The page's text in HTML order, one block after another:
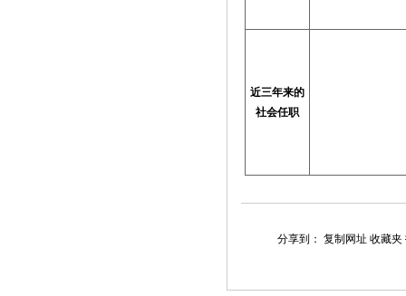
近三年来的
社会任职
分享到： 复制网址 收藏夹